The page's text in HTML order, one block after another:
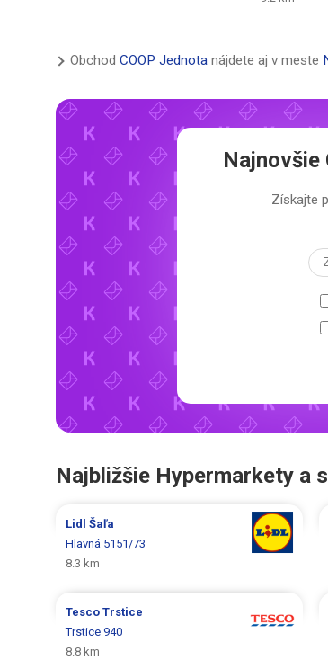
Obchod COOP Jednota nájdete aj v meste
Najnovšie
Získajte
Najbližšie Hypermarkety a
LidlŠaľa
Hlavná 5151/73
8.3 km
TescoTrstice
Trstice 940
8.8 km